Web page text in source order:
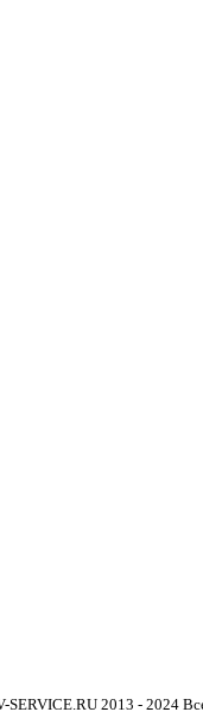
SERVICE.RU 2013 - 2024